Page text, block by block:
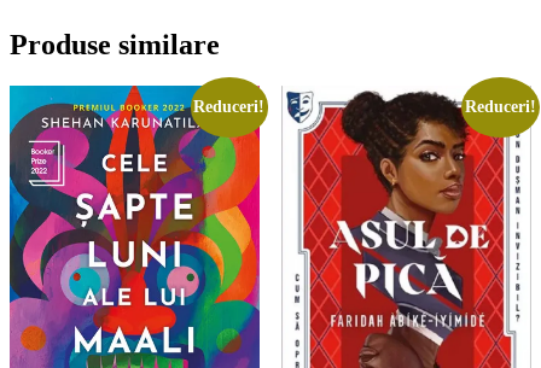
Produse similare
Reduceri! Reduceri!